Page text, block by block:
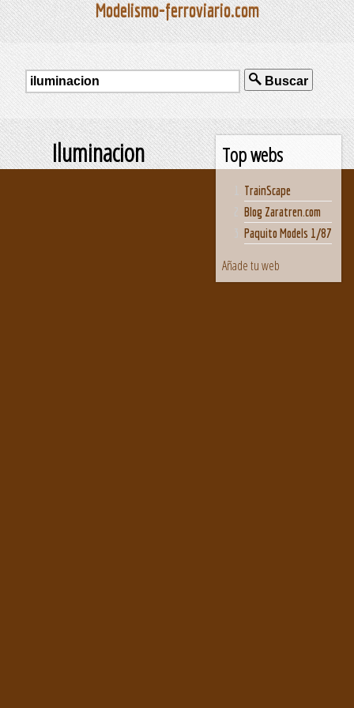
Modelismo-ferroviario.com
Buscar
Top webs
TrainScape
Blog Zaratren.com
Paquito Models 1/87
Añade tu web
Iluminacion